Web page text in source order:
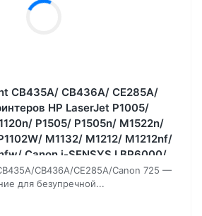
CB435A/ CB436A/ CE285A/
HP LaserJet P1005/
P1505/ P1505n/ M1522n/
M1132/ M1212/ M1212nf/
Canon i-SENSYS LBP6000/
CB436A/CE285A/Canon 725 —
для безупречной...